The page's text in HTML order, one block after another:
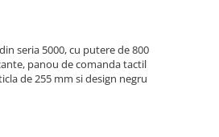
seria 5000, cu putere de 800
panou de comanda tactil
de 255 mm si design negru